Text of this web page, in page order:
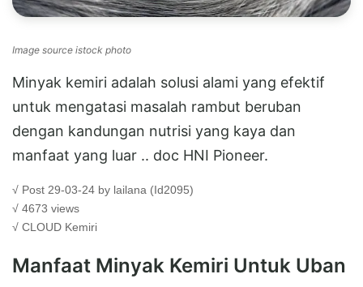
Image source istock photo
Minyak kemiri adalah solusi alami yang efektif
untuk mengatasi masalah rambut beruban
dengan kandungan nutrisi yang kaya dan
manfaat yang luar .. doc HNI Pioneer.
√ Post 29-03-24 by lailana (Id2095)
√ 4673 views
√ CLOUD Kemiri
Manfaat Minyak Kemiri Untuk Uban